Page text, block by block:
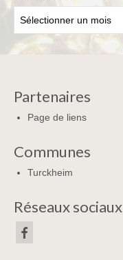
Partenaires
Page de liens
Communes
Turckheim
Réseaux sociaux